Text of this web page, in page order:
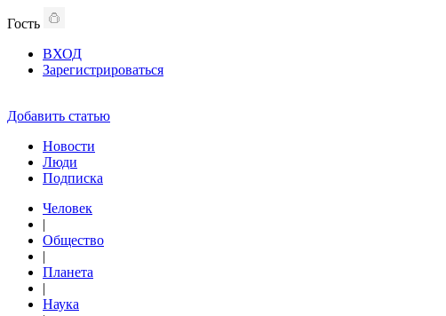
Гость
ВХОД
Зарегистрироваться
Добавить статью
Новости
Люди
Подписка
Человек
|
Общество
|
Планета
|
Наука